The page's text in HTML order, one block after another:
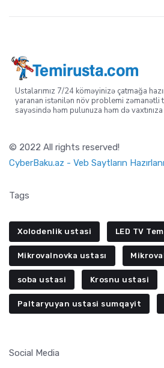
Ustalarımız 7/24 köməyinizə çatmağa
yaranan istənilən növ problemi zəmanətli
sayəsində həm pulunuza həm də
© 2022 All rights reserved!
CyberBaku.az - Veb Saytların
Tags
Xolodenlik ustasi LED TV
Mikrovalnovka ustası
soba ustasi Krosnu ustasi
Paltaryuyan ustasi sumqayit
Social Media